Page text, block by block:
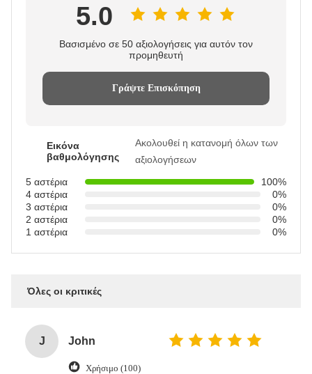
5.0
Βασισμένο σε 50 αξιολογήσεις για αυτόν τον
προμηθευτή
Γράψτε Επισκόπηση
Εικόνα
βαθμολόγησης
Ακολουθεί η κατανομή όλων των
αξιολογήσεων
5 αστέρια
100%
4 αστέρια
0%
3 αστέρια
0%
2 αστέρια
0%
1 αστέρια
0%
Όλες οι κριτικές
J John
Χρήσιμο (100)